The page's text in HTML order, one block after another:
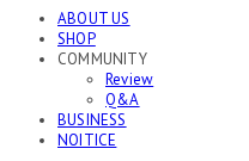
ABOUT US
SHOP
COMMUNITY
Review
Q&A
BUSINESS
NOITICE